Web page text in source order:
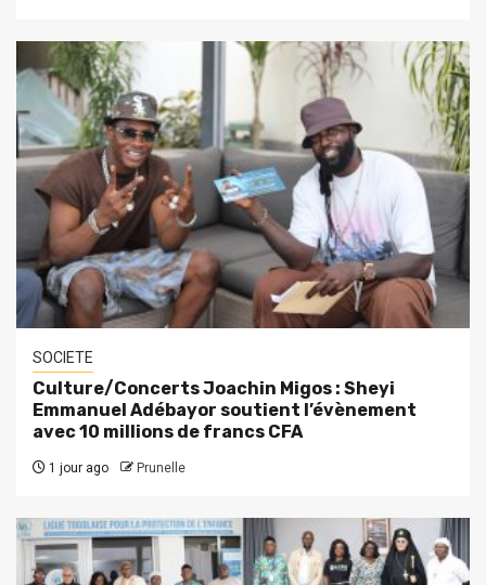
SOCIETE
Culture/Concerts Joachin Migos : Sheyi
Emmanuel Adébayor soutient l’évènement
avec 10 millions de francs CFA
1 jour ago Prunelle